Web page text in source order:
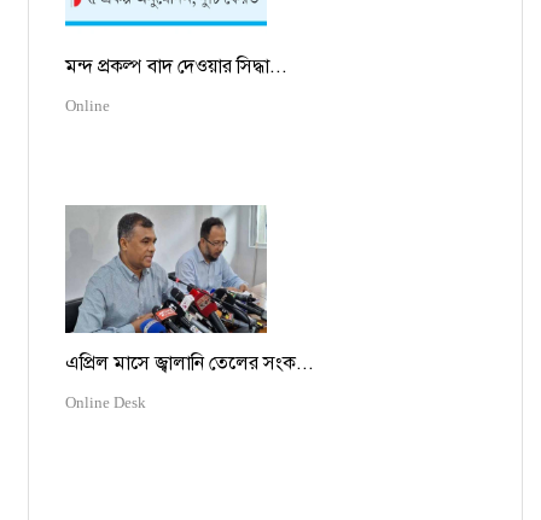
মন্দ প্রকল্প বাদ দেওয়ার সিদ্ধা...
Online
এপ্রিল মাসে জ্বালানি তেলের সংক...
Online Desk